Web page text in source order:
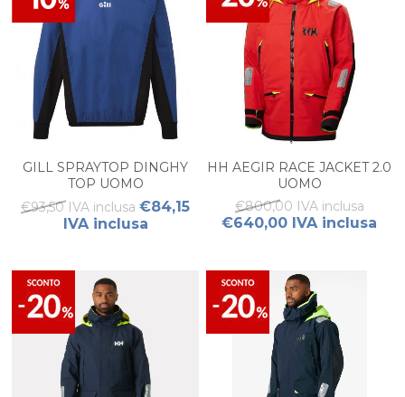
GILL SPRAYTOP DINGHY
TOP UOMO
€93,50 IVA inclusa €84,15
IVA inclusa
HH AEGIR RACE JACKET 2.0
UOMO
€800,00 IVA inclusa
€640,00 IVA inclusa